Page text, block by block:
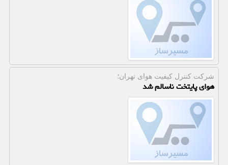
شركت كنترل كیفیت هوای تهران؛
هوای پایتخت ناسالم شد